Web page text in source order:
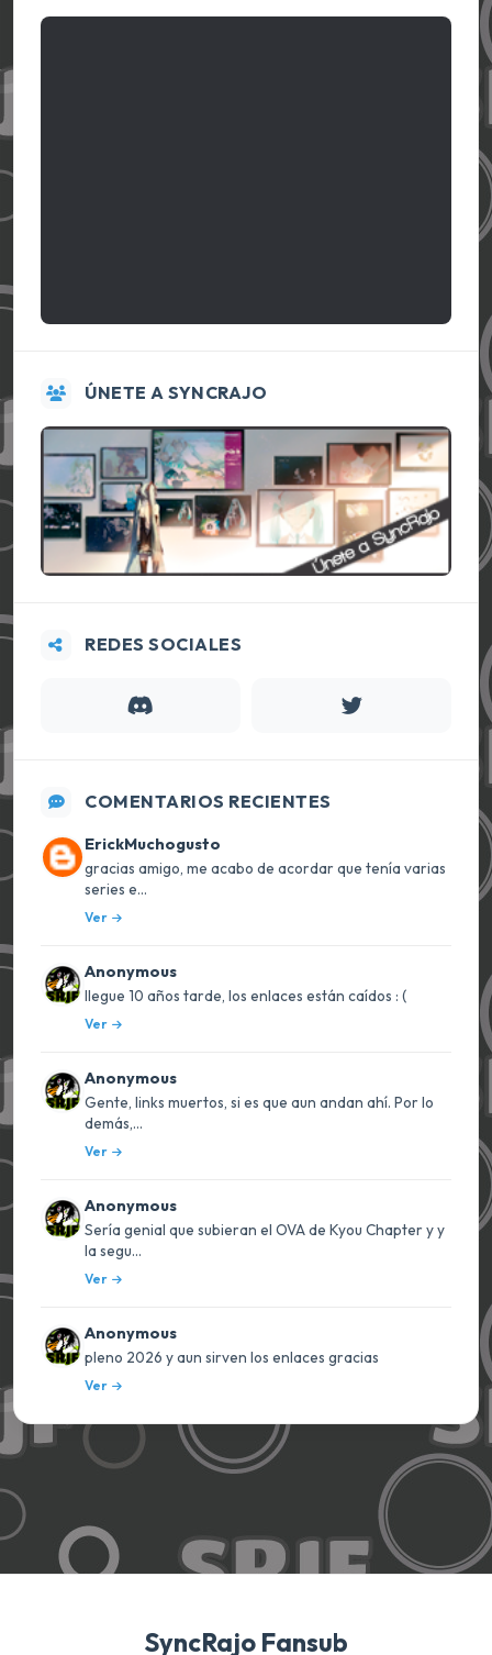
ÚNETE A SYNCRAJO
REDES SOCIALES
COMENTARIOS RECIENTES
ErickMuchogusto
gracias amigo, me acabo de acordar que tenía varias
series e...
Ver
Anonymous
llegue 10 años tarde, los enlaces están caídos : (
Ver
Anonymous
Gente, links muertos, si es que aun andan ahí. Por lo
demás,...
Ver
Anonymous
Sería genial que subieran el OVA de Kyou Chapter y y
la segu...
Ver
Anonymous
pleno 2026 y aun sirven los enlaces gracias
Ver
SyncRajo Fansub